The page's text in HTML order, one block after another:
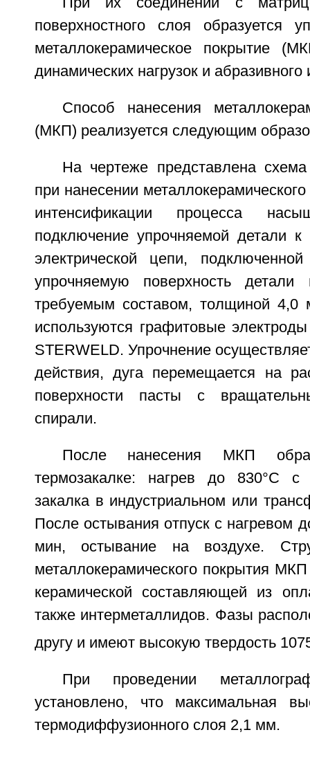
поверхностного слоя образуется
металлокерамическое покрытие
динамических нагрузок и абразивного
Способ нанесения
(МКП) реализуется следующим
На чертеже представлена
при нанесении
интенсификации процесса
подключение упрочняемой детали
электрической цепи,
упрочняемую поверхность детали
требуемым составом, толщиной 4,0
используются графитовые
STERWELD. Упрочнение
действия, дуга перемещается на
поверхности пасты с
спирали.
После нанесения МКП
термозакалке: нагрев до 830°C
закалка в индустриальном или
После остывания отпуск с нагревом
мин, остывание на воздухе.
металлокерамического покрытия
керамической составляющей из
также интерметаллидов. Фазы
другу и имеют высокую твердость
При проведении
установлено, что максимальная
термодиффузионного слоя 2,1 мм.